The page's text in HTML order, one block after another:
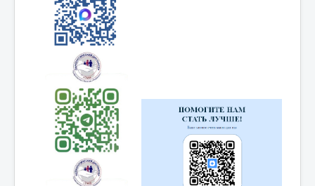
Информация
для
специалистов
Информация
для пациентов
Режим работы
Отзывы
Частые
вопросы
Главная